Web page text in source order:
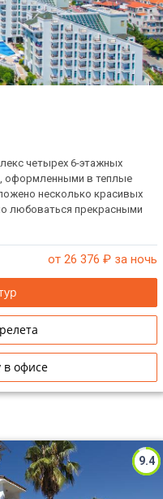
четырех 6-этажных
оформленными в теплые
несколько красивых
любоваться прекрасными
от 26 376 ₽ за ночь
в офисе
9.4